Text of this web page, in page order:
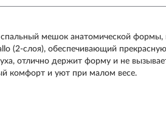
мешок анатомической формы,
(2-слоя), обеспечивающий
отлично держит форму и не
комфорт и уют при малом весе.